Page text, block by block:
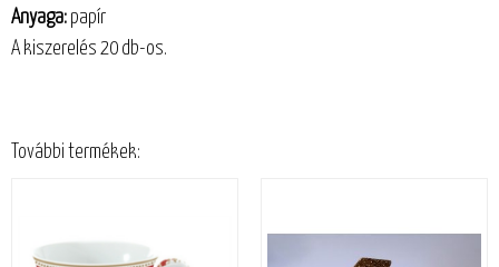
Anyaga:papír
A kiszerelés 20 db-os.
További termékek: